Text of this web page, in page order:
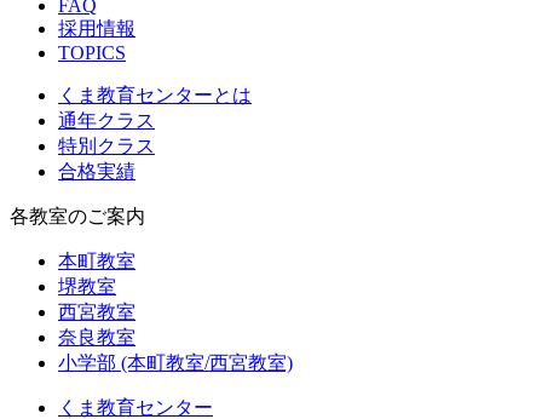
FAQ
採用情報
TOPICS
くま教育センターとは
通年クラス
特別クラス
合格実績
各教室のご案内
本町教室
堺教室
西宮教室
奈良教室
小学部 (本町教室/西宮教室)
くま教育センター